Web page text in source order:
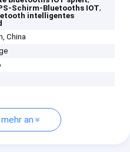
Schirm-Bluetooths IOT,
intelligentes
China
an